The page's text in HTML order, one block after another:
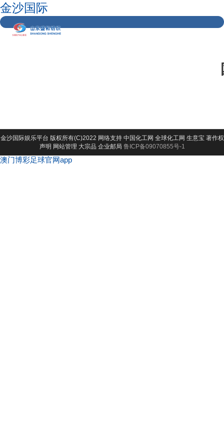
金沙国际
金沙国际娱乐平台 版权所有(C)2022 网络支持 中国化工网 全球化工网 生意宝 著作权
声明 网站管理 大宗品 企业邮局 鲁ICP备09070855号-1
澳门博彩足球官网app